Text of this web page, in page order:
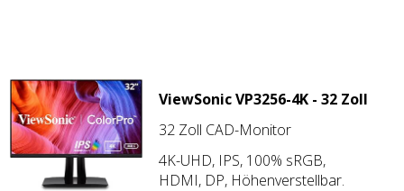
ViewSonic VP3256-4K - 32 Zoll
32 Zoll CAD-Monitor
4K-UHD, IPS, 100% sRGB,
HDMI, DP, Höhenverstellbar.